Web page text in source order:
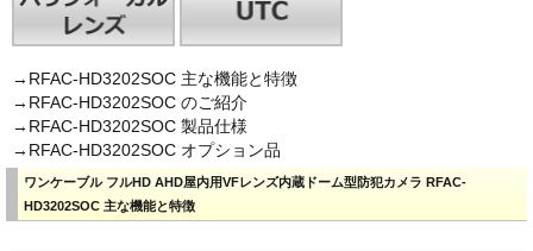
→RFAC-HD3202SOC 主な機能と特徴
→RFAC-HD3202SOC のご紹介
→RFAC-HD3202SOC 製品仕様
→RFAC-HD3202SOC オプション品
ワンケーブル フルHD AHD屋内用VFレンズ内蔵ドーム型防犯カメラ RFAC-
HD3202SOC 主な機能と特徴